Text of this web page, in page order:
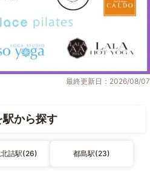
最終更新日：2026/08/07
から探す
詰駅(26) 都島駅(23)